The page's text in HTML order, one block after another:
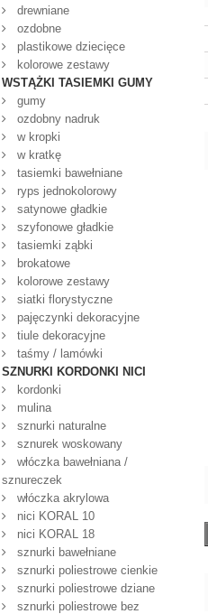
drewniane
ozdobne
plastikowe dziecięce
kolorowe zestawy
WSTĄŻKI TASIEMKI GUMY
gumy
ozdobny nadruk
w kropki
w kratkę
tasiemki bawełniane
ryps jednokolorowy
satynowe gładkie
szyfonowe gładkie
tasiemki ząbki
brokatowe
kolorowe zestawy
siatki florystyczne
pajęczynki dekoracyjne
tiule dekoracyjne
taśmy / lamówki
SZNURKI KORDONKI NICI
kordonki
mulina
sznurki naturalne
sznurek woskowany
włóczka bawełniana /
sznureczek
włóczka akrylowa
nici KORAL 10
nici KORAL 18
sznurki bawełniane
sznurki poliestrowe cienkie
sznurki poliestrowe dziane
sznurki poliestrowe bez